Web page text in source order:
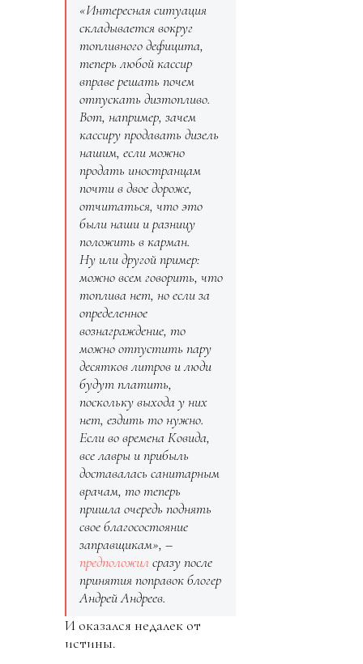
«Интересная ситуация
складывается вокруг
топливного дефицита,
теперь любой кассир
вправе решать почем
отпускать дизтопливо.
Вот, например, зачем
кассиру продавать дизель
нашим, если можно
продать иностранцам
почти в двое дороже,
отчитаться, что это
были наши и разницу
положить в карман.
Ну или другой пример:
можно всем говорить, что
топлива нет, но если за
определенное
вознаграждение, то
можно отпустить пару
десятков литров и люди
будут платить,
поскольку выхода у них
нет, ездить то нужно.
Если во времена Ковида,
все лавры и прибыль
доставалась санитарным
врачам, то теперь
пришла очередь поднять
свое благосостояние
заправщикам», –
предположилсразу после
принятия поправок блогер
Андрей Андреев.
И оказался недалек от
истины.